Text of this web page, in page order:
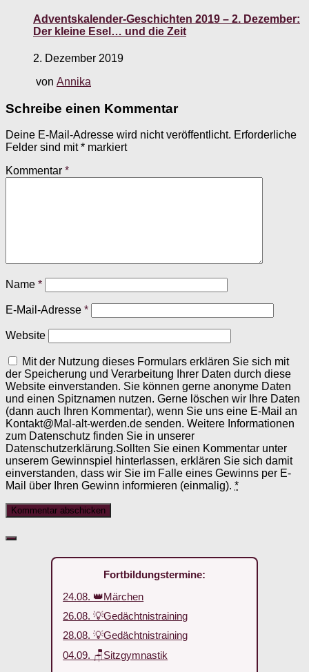
Adventskalender-Geschichten 2019 – 2. Dezember:
Der kleine Esel… und die Zeit
2. Dezember 2019
von Annika
Schreibe einen Kommentar
Deine E-Mail-Adresse wird nicht veröffentlicht. Erforderliche
Felder sind mit* markiert
Kommentar *
Name *
E-Mail-Adresse *
Website
Mit der Nutzung dieses Formulars erklären Sie sich mit
der Speicherung und Verarbeitung Ihrer Daten durch diese
Website einverstanden. Sie können gerne anonyme Daten
und einen Spitznamen nutzen. Gerne löschen wir Ihre Daten
(dann auch Ihren Kommentar), wenn Sie uns eine E-Mail an
Kontakt@Mal-alt-werden.de senden. Weitere Informationen
zum Datenschutz finden Sie in unserer
Datenschutzerklärung.Sollten Sie einen Kommentar unter
unserem Gewinnspiel hinterlassen, erklären Sie sich damit
einverstanden, dass wir Sie im Falle eines Gewinns per E-
Mail über Ihren Gewinn informieren (einmalig). *
Fortbildungstermine:
24.08. 👑Märchen
26.08. 💡Gedächtnistraining
28.08. 💡Gedächtnistraining
04.09. 🪑Sitzgymnastik